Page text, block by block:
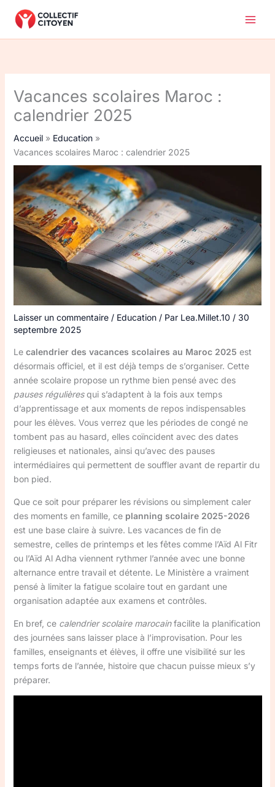
Vacances scolaires Maroc :
calendrier 2025
Accueil
Education
Vacances scolaires Maroc : calendrier 2025
Laisser un commentaire / Education/ Par Lea.Millet.10 / 30
septembre 2025
Le calendrier des vacances scolaires au Maroc 2025 est
désormais officiel, et il est déjà temps de s’organiser. Cette
année scolaire propose un rythme bien pensé avec des
pauses régulièresqui s’adaptent à la fois aux temps
d’apprentissage et aux moments de repos indispensables
pour les élèves. Vous verrez que les périodes de congé ne
tombent pas au hasard, elles coïncident avec des dates
religieuses et nationales, ainsi qu’avec des pauses
intermédiaires qui permettent de souffler avant de repartir du
bon pied.
Que ce soit pour préparer les révisions ou simplement caler
des moments en famille, ce planning scolaire 2025-2026
est une base claire à suivre. Les vacances de fin de
semestre, celles de printemps et les fêtes comme l’Aïd Al Fitr
ou l’Aïd Al Adha viennent rythmer l’année avec une bonne
alternance entre travail et détente. Le Ministère a vraiment
pensé à limiter la fatigue scolaire tout en gardant une
organisation adaptée aux examens et contrôles.
En bref, ce calendrier scolaire marocainfacilite la planification
des journées sans laisser place à l’improvisation. Pour les
familles, enseignants et élèves, il offre une visibilité sur les
temps forts de l’année, histoire que chacun puisse mieux s’y
préparer.